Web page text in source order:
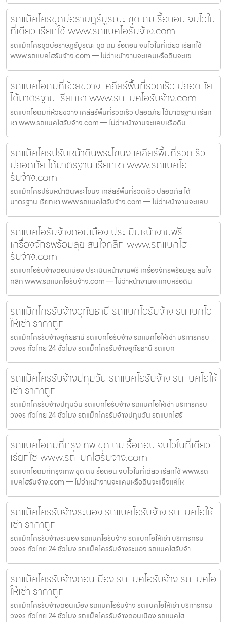
รถแม็คโครขุดบ่อราษฎร์บูรณะ ขุด ถม รื้อถอน จบไวใน
ที่เดียว เรียกใช้ www.รถแบคโฮรับจ้าง.com
รถแม็คโครขุดบ่อราษฎร์บูรณะ ขุด ถม รื้อถอน จบไวในที่เดียว เรียกใช้
www.รถแบคโฮรับจ้าง.com — ไม่ว่าหน้างานจะแคบหรือดินจะแข
รถแบคโฮถมที่ห้วยขวาง เคลียร์พื้นที่รวดเร็ว ปลอดภัย
ได้มาตรฐาน เรียกหา www.รถแบคโฮรับจ้าง.com
รถแบคโฮถมที่ห้วยขวาง เคลียร์พื้นที่รวดเร็ว ปลอดภัย ได้มาตรฐาน เรียก
หา www.รถแบคโฮรับจ้าง.com — ไม่ว่าหน้างานจะแคบหรือดิน
รถแม็คโครปรับหน้าดินพระโขนง เคลียร์พื้นที่รวดเร็ว
ปลอดภัย ได้มาตรฐาน เรียกหา www.รถแบคโฮ
รับจ้าง.com
รถแม็คโครปรับหน้าดินพระโขนง เคลียร์พื้นที่รวดเร็ว ปลอดภัย ได้
มาตรฐาน เรียกหา www.รถแบคโฮรับจ้าง.com — ไม่ว่าหน้างานจะแคบ
รถแบคโฮรับจ้างดอนเมือง ประเมินหน้างานฟรี
เครื่องจักรพร้อมลุย สนใจคลิก www.รถแบคโฮ
รับจ้าง.com
รถแบคโฮรับจ้างดอนเมือง ประเมินหน้างานฟรี เครื่องจักรพร้อมลุย สนใจ
คลิก www.รถแบคโฮรับจ้าง.com — ไม่ว่าหน้างานจะแคบหรือดิน
รถแม็คโครรับจ้างอุทัยธานี รถแบคโฮรับจ้าง รถแบคโฮ
ให้เช่า ราคาถูก
รถแม็คโครรับจ้างอุทัยธานี รถแบคโฮรับจ้าง รถแบคโฮให้เช่า บริการครบ
วงจร ทั่วไทย 24 ชั่วโมง รถแม็คโครรับจ้างอุทัยธานี รถแบค
รถแม็คโครรับจ้างปทุมวัน รถแบคโฮรับจ้าง รถแบคโฮให้
เช่า ราคาถูก
รถแม็คโครรับจ้างปทุมวัน รถแบคโฮรับจ้าง รถแบคโฮให้เช่า บริการครบ
วงจร ทั่วไทย 24 ชั่วโมง รถแม็คโครรับจ้างปทุมวัน รถแบคโฮรั
รถแบคโฮถมที่กรุงเทพ ขุด ถม รื้อถอน จบไวในที่เดียว
เรียกใช้ www.รถแบคโฮรับจ้าง.com
รถแบคโฮถมที่กรุงเทพ ขุด ถม รื้อถอน จบไวในที่เดียว เรียกใช้ www.รถ
แบคโฮรับจ้าง.com — ไม่ว่าหน้างานจะแคบหรือดินจะแข็งแค่ไห
รถแม็คโครรับจ้างระนอง รถแบคโฮรับจ้าง รถแบคโฮให้
เช่า ราคาถูก
รถแม็คโครรับจ้างระนอง รถแบคโฮรับจ้าง รถแบคโฮให้เช่า บริการครบ
วงจร ทั่วไทย 24 ชั่วโมง รถแม็คโครรับจ้างระนอง รถแบคโฮรับจ้า
รถแม็คโครรับจ้างดอนเมือง รถแบคโฮรับจ้าง รถแบคโฮ
ให้เช่า ราคาถูก
รถแม็คโครรับจ้างดอนเมือง รถแบคโฮรับจ้าง รถแบคโฮให้เช่า บริการครบ
วงจร ทั่วไทย 24 ชั่วโมง รถแม็คโครรับจ้างดอนเมือง รถแบคโฮ